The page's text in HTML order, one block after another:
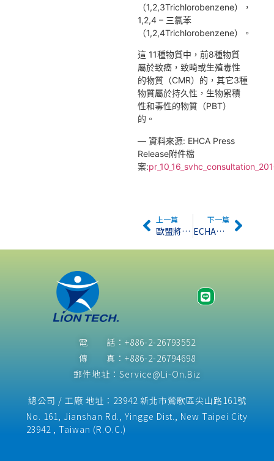
（1,2,3Trichlorobenzene），
1,2,4 – 三氯苯
（1,2,4Trichlorobenzene）。
這 11種物質中，前8種物質
屬於致癌，致畸或生殖毒性
的物質（CMR）的，其它3種
物質屬於持久性，生物累積
性和毒性的物質（PBT）
的。
— 資料來源: EHCA Press
Release附件檔
案:
上一篇
歐盟將限制首飾含鉛量
下一篇
ECHA開始對三種新提出的物質進行統一分類和標籤公共意見諮詢
電 話：+886-2-26793552
傳 真：+886-2-26794698
郵件地址：Service@Li-On.Biz
總公司 / 工廠 地址：23942 新北市鶯歌區尖山路161號
No. 161, Jianshan Rd., Yingge Dist., New Taipei City
23942 , Taiwan (R.O.C.)​